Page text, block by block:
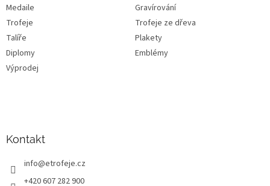
Medaile
Gravírování
Trofeje
Trofeje ze dřeva
Talíře
Plakety
Diplomy
Emblémy
Výprodej
Kontakt
info@etrofeje.cz
+420 607 282 900